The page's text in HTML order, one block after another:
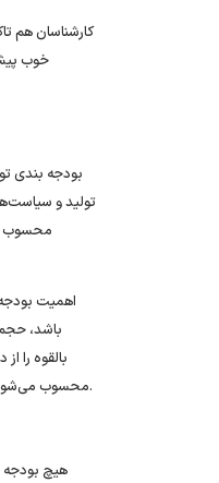
کارشناسان هم
خوب پیش
بودجه‌ بندی
تولید و
محسوب
اهمیت
باشد،
بالقوه را
محسوب می‌شود، زیرا مقایسه عملکرد واقعی با ارقام بودجه، میزان انحراف را مشخص می‌کند و زمینه تصمیم‌گیری‌های اصلاحی را فراهم می‌سازد.
هیچ بودجه